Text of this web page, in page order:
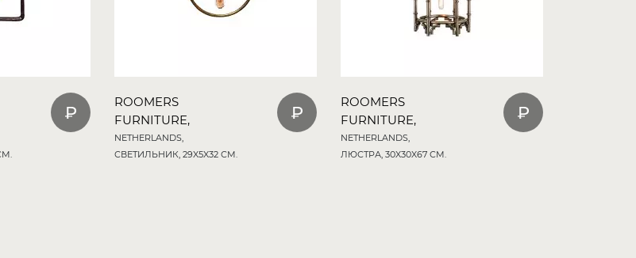
ROOMERS
FURNITURE,
NETHERLANDS,
СВЕТИЛЬНИК, 29X5X32 СМ.
ROOMERS
FURNITURE,
NETHERLANDS,
ЛЮСТРА, 30X30X67 СМ.